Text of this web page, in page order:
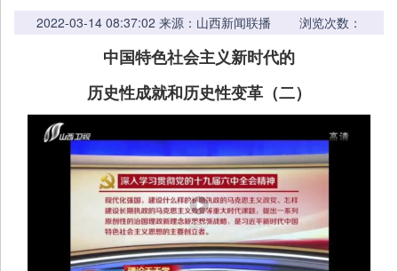
2022-03-14 08:37:02 来源：山西新闻联播 浏览次数：
中国特色社会主义新时代的
历史性成就和历史性变革（二）